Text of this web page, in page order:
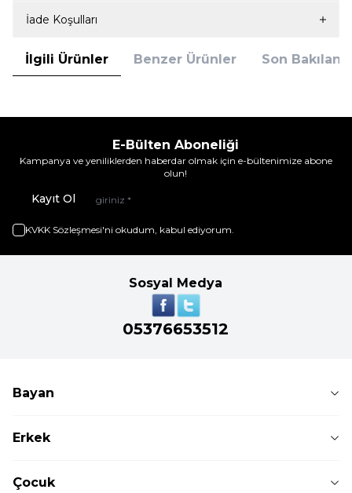
İade Koşulları
İlgili Ürünler Benzer Ürünler Son
E-Bülten Aboneliği
Kampanya ve yeniliklerden haberdar olmak için e-bültenimize abone
olun!
Kayıt Ol
KVKK Sözleşmesi'ni okudum, kabul ediyorum.
Sosyal Medya
05376653512
Bayan
Erkek
Çocuk